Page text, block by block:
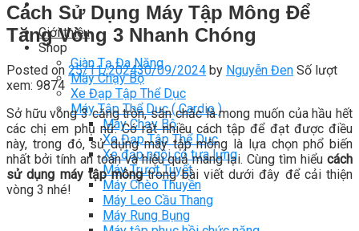
Giới thiệu
Shop
Giàn Tạ Đa Năng
Máy Chạy Bộ
Xe Đạp Tập Thể Dục
Máy Tập Thể Dục ( Cardio )
Máy Chạy Bộ
Xe Đạp Tập Thể Dục
Xe đạp ngồi có tựa lưng
Máy Trượt Tuyết
Máy Chèo Thuyền
Máy Leo Cầu Thang
Máy Rung Bụng
Cách Sử Dụng Máy Tập Mông Để
Tăng Vòng 3 Nhanh Chóng
Posted on 25/11/202430/09/2024 by Nguyễn Đen Số lượt
xem: 9874
Sở hữu vòng 3 căng tròn, săn chắc là mong muốn của hầu hết
các chị em phụ nữ. Có rất nhiều cách tập để đạt được điều
này, trong đó, sử dụng máy tập mông là lựa chọn phổ biến
nhất bởi tính an toàn và hiệu quả mang lại. Cùng tìm hiểu cách
sử dụng máy tập môngtrong bài viết dưới đây để cải thiện
vòng 3 nhé!